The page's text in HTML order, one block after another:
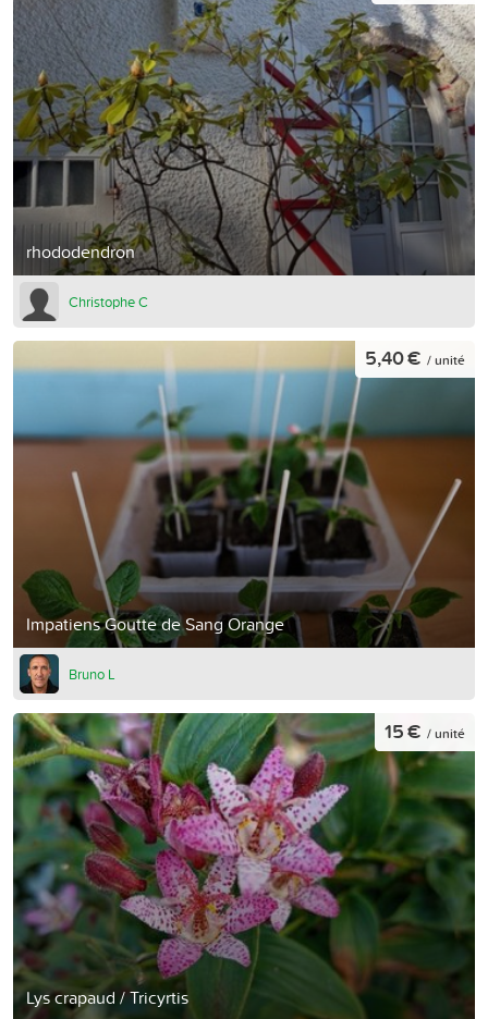
rhododendron
Christophe C
Impatiens Goutte de Sang Orange
5,40 € / unité
Bruno L
Lys crapaud / Tricyrtis
15 € / unité